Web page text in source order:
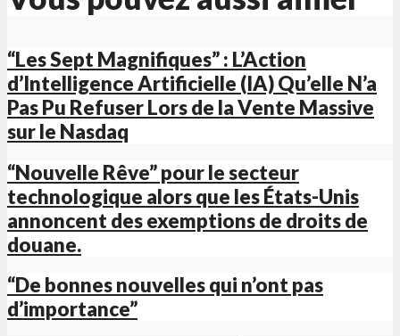
“Les Sept Magnifiques” : L’Action
d’Intelligence Artificielle (IA) Qu’elle N’a
Pas Pu Refuser Lors de la Vente Massive
sur le Nasdaq
“Nouvelle Rêve” pour le secteur
technologique alors que les États-Unis
annoncent des exemptions de droits de
douane.
“De bonnes nouvelles qui n’ont pas
d’importance”